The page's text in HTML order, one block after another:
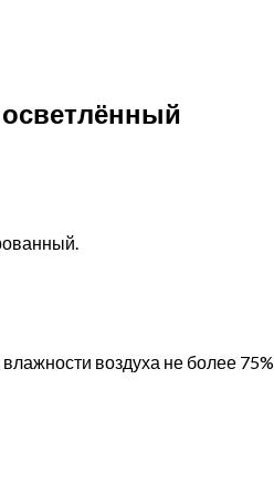
воздуха не более 75%.